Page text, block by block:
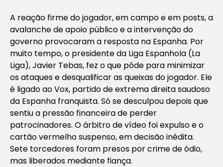
A reação firme do jogador, em campo e em posts, a
avalanche de apoio público e a intervenção do
governo provocaram a resposta na Espanha. Por
muito tempo, o presidente da Liga Espanhola (La
Liga), Javier Tebas, fez o que pôde para minimizar
os ataques e desqualificar as queixas do jogador. Ele
é ligado ao Vox, partido de extrema direita saudoso
da Espanha franquista. Só se desculpou depois que
sentiu a pressão financeira de perder
patrocinadores. O árbitro de vídeo foi expulso e o
cartão vermelho suspenso, em decisão inédita.
Sete torcedores foram presos por crime de ódio,
mas liberados mediante fiança.